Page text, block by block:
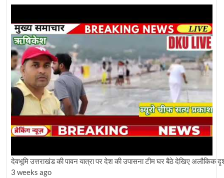
देवभूमि उत्तराखंड की पावन यात्रा पर देश की उपासना टीम घर बैठे देखिए अलौकिक
3 weeks ago